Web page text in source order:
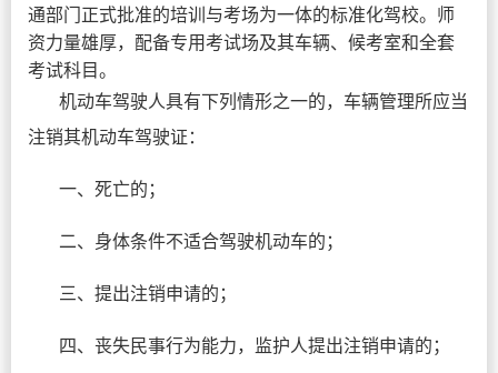
通部门正式批准的培训与考场为一体的标准化驾校。师
资力量雄厚，配备专用考试场及其车辆、候考室和全套
考试科目。
机动车驾驶人具有下列情形之一的，车辆管理所应当
注销其机动车驾驶证：
一、死亡的；
二、身体条件不适合驾驶机动车的；
三、提出注销申请的；
四、丧失民事行为能力，监护人提出注销申请的；